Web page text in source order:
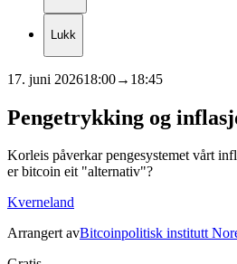
Lukk
17. juni 202618:00→ 18:45
Pengetrykking og
Korleis påverkar pengesystemet vårt
er bitcoin eit "alternativ"?
Kverneland
Arrangert avBitcoinpolitisk institutt